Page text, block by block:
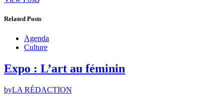
Related Posts
Agenda
Culture
Expo : L’art au féminin
byLA RÉDACTION